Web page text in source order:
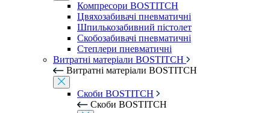
Компресори BOSTITCH
Цвяхозабивачі пневматичні
Шпилькозабивний пістолет
Скобозабивачі пневматичні
Степлери пневматичні
Витратні матеріали BOSTITCH
Витратні матеріали BOSTITCH
Скоби BOSTITCH
Скоби BOSTITCH